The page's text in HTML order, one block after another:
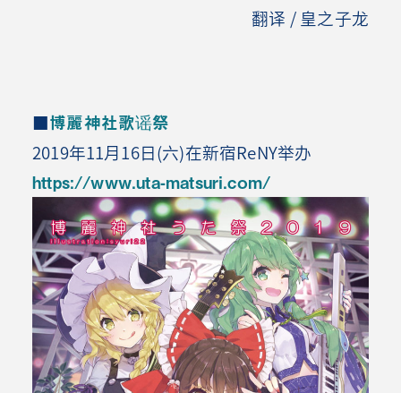
翻译 / 皇之子龙
■博麗神社歌谣祭
2019年11月16日(六)在新宿ReNY举办
https://www.uta-matsuri.com/